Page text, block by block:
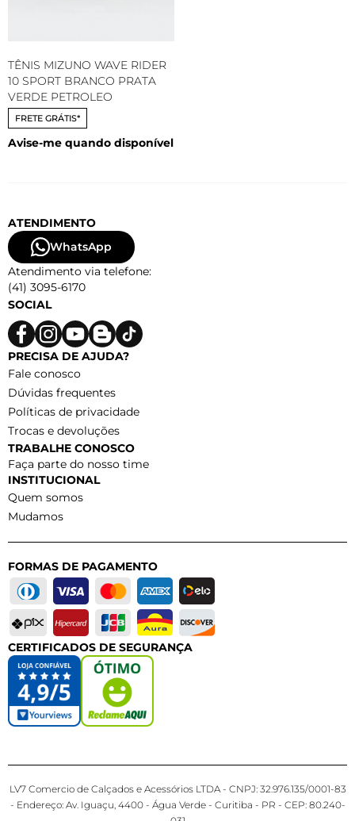
TÊNIS MIZUNO WAVE RIDER
10 SPORT BRANCO PRATA
VERDE PETROLEO
FRETE GRÁTIS*
Avise-me quando disponível
ATENDIMENTO
WhatsApp
Atendimento via telefone:
(41) 3095-6170
SOCIAL
PRECISA DE AJUDA?
Fale conosco
Dúvidas frequentes
Políticas de privacidade
Trocas e devoluções
TRABALHE CONOSCO
Faça parte do nosso time
INSTITUCIONAL
Quem somos
Mudamos
FORMAS DE PAGAMENTO
CERTIFICADOS DE SEGURANÇA
LV7 Comercio de Calçados e Acessórios LTDA - CNPJ: 32.976.135/0001-83
- Endereço: Av. Iguaçu, 4400 - Água Verde - Curitiba - PR - CEP: 80.240-